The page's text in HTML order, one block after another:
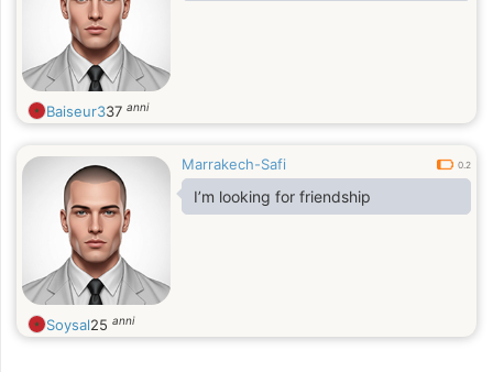
Baiseur337 anni
Marrakech-Safi 0.2
I’m looking for friendship
Soysal25 anni